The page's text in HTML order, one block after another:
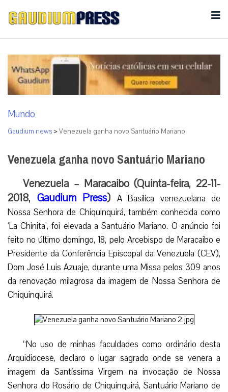
Mundo
Gaudium news >Venezuela ganha novo Santuário Mariano
Venezuela ganha novo Santuário Mariano
Venezuela – Maracaibo (Quinta-feira, 22-11-
2018, Gaudium Press) A Basílica venezuelana de
Nossa Senhora de Chiquinquirá, também conhecida como
‘La Chinita’, foi elevada a Santuário Mariano. O anúncio foi
feito no último domingo, 18, pelo Arcebispo de Maracaibo e
Presidente da Conferência Episcopal da Venezuela (CEV),
Dom José Luis Azuaje, durante uma Missa pelos 309 anos
da renovação milagrosa da imagem de Nossa Senhora de
Chiquinquirá.
“No uso de minhas faculdades como ordinário desta
Arquidiocese, declaro o lugar sagrado onde se venera a
imagem da Santíssima Virgem na invocação de Nossa
Senhora do Rosário de Chiquinquirá, Santuário Mariano de